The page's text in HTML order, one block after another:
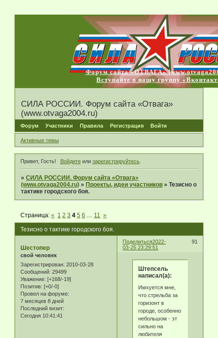
Форум сайта «ОТВАГА»
Вступайте в нашу группу
СИЛА РОССИИ. Форум сайта «Отвага»
(www.otvaga2004.ru)
Форум Участники Правила Регистрация Войти
Активные темы
Привет, Гость! Войдитеили зарегистрируйтесь.
»СИЛА РОССИИ. Форум сайта «Отвага»
(www.otvaga2004.ru) » Проекты, идеи участников »Тезисно о
тактике городского боя.
Тезисно о тактике городского боя.
Страница:« 1 2 3 4 5 6 11 »
Поделиться 91
2022-
03-25 23:29:51
Шестопер
свой человек
Зарегистрирован: 2010-03-28
Сообщений: 29499
Уважение: [+168/-19]
Позитив: [+0/-0]
Провел на форуме:
7 месяцев 8 дней
Последний визит:
Сегодня 10:41:41
Штепсель
написал(а):
Имхуется мне,
что стрельба за
горизонт в
городе, особенно
небольшом - эт
сильно на
любителя